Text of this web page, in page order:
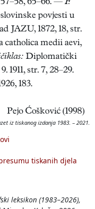
57–58, 65–66. — F.
povjesti u
JAZU, 1872, 18, str.
catholica medii aevi,
Diplomatički
1911, str. 7, 28–29.
183.
Pejo Ćošković (1998)
iz tiskanog izdanja 1983. – 2021.
tiskanih djela
leksikon (1983–2026),